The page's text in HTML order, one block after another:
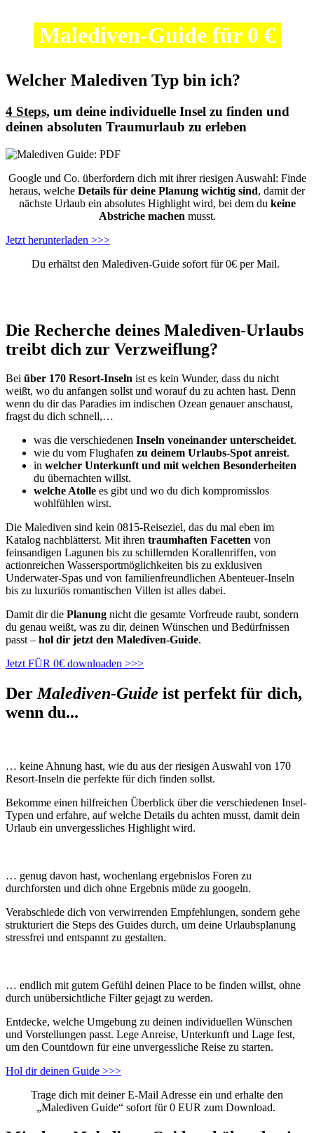
Malediven-Guide für 0 €
Welcher Malediven Typ bin ich?
4 Steps, um deine individuelle Insel zu finden und
deinen absoluten Traumurlaub zu erleben
Google und Co. überfordern dich mit ihrer riesigen Auswahl: Finde
heraus, welche Details für deine Planung wichtig sind, damit der
nächste Urlaub ein absolutes Highlight wird, bei dem du keine
Abstriche machen musst.
Jetzt herunterladen >>>
Du erhältst den Malediven-Guide sofort für 0€ per Mail.
Die Recherche deines Malediven-Urlaubs
treibt dich zur Verzweiflung?
Bei über 170 Resort-Inseln ist es kein Wunder, dass du nicht
weißt, wo du anfangen sollst und worauf du zu achten hast. Denn
wenn du dir das Paradies im indischen Ozean genauer anschaust,
fragst du dich schnell,…
was die verschiedenen Inseln voneinander unterscheidet.
wie du vom Flughafen zu deinem Urlaubs-Spot anreist.
in welcher Unterkunft und mit welchen Besonderheiten
du übernachten willst.
welche Atolle es gibt und wo du dich kompromisslos
wohlfühlen wirst.
Die Malediven sind kein 0815-Reiseziel, das du mal eben im
Katalog nachblätterst. Mit ihren traumhaften Facetten von
feinsandigen Lagunen bis zu schillernden Korallenriffen, von
actionreichen Wassersportmöglichkeiten bis zu exklusiven
Underwater-Spas und von familienfreundlichen Abenteuer-Inseln
bis zu luxuriös romantischen Villen ist alles dabei.
Damit dir die Planung nicht die gesamte Vorfreude raubt, sondern
du genau weißt, was zu dir, deinen Wünschen und Bedürfnissen
passt – hol dir jetzt den Malediven-Guide.
Jetzt FÜR 0€ downloaden >>>
DerMalediven-Guide ist perfekt für dich,
wenn du...
… keine Ahnung hast, wie du aus der riesigen Auswahl von 170
Resort-Inseln die perfekte für dich finden sollst.
Bekomme einen hilfreichen Überblick über die verschiedenen Insel-
Typen und erfahre, auf welche Details du achten musst, damit dein
Urlaub ein unvergessliches Highlight wird.
… genug davon hast, wochenlang ergebnislos Foren zu
durchforsten und dich ohne Ergebnis müde zu googeln.
Verabschiede dich von verwirrenden Empfehlungen, sondern gehe
strukturiert die Steps des Guides durch, um deine Urlaubsplanung
stressfrei und entspannt zu gestalten.
… endlich mit gutem Gefühl deinen Place to be finden willst, ohne
durch unübersichtliche Filter gejagt zu werden.
Entdecke, welche Umgebung zu deinen individuellen Wünschen
und Vorstellungen passt. Lege Anreise, Unterkunft und Lage fest,
um den Countdown für eine unvergessliche Reise zu starten.
Hol dir deinen Guide >>>
Trage dich mit deiner E-Mail Adresse ein und erhalte den
„Malediven Guide“ sofort für 0 EUR zum Download.